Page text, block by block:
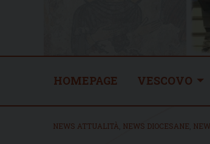
HOMEPAGE VESCOVO
NEWS ATTUALITÀ NEWS DIOCESANE